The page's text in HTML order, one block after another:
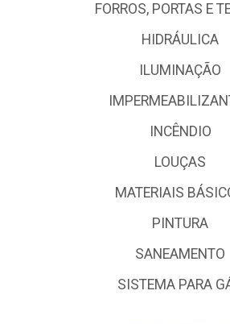
FORROS, PORTAS E
HIDRÁULICA
ILUMINAÇÃO
INCÊNDIO
LOUÇAS
MATERIAIS
PINTURA
SANEAMENTO
SISTEMA PARA